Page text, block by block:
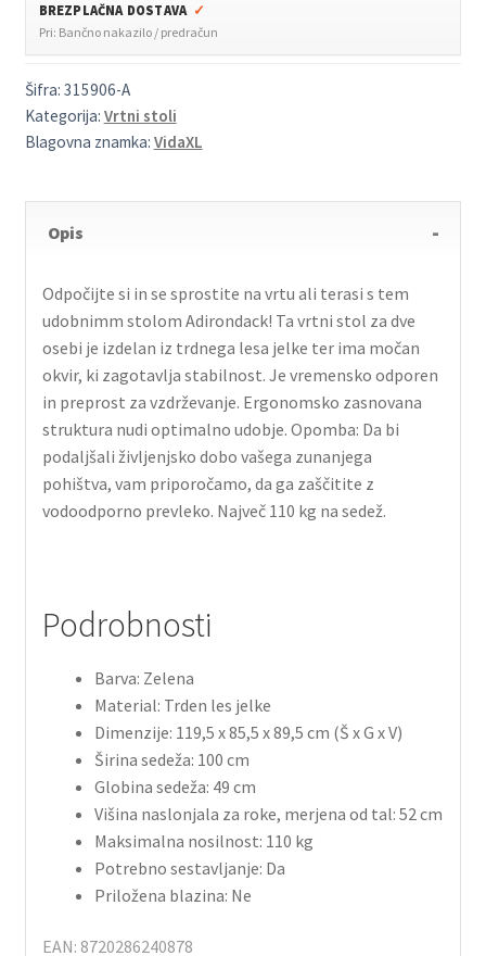
BREZPLAČNA DOSTAVA ✓
Pri: Bančno nakazilo / predračun
Šifra: 315906-A
Kategorija: Vrtni stoli
Blagovna znamka: VidaXL
Opis
Odpočijte si in se sprostite na vrtu ali terasi s tem
udobnimm stolom Adirondack! Ta vrtni stol za dve
osebi je izdelan iz trdnega lesa jelke ter ima močan
okvir, ki zagotavlja stabilnost. Je vremensko odporen
in preprost za vzdrževanje. Ergonomsko zasnovana
struktura nudi optimalno udobje. Opomba: Da bi
podaljšali življenjsko dobo vašega zunanjega
pohištva, vam priporočamo, da ga zaščitite z
vodoodporno prevleko. Največ 110 kg na sedež.
Podrobnosti
Barva: Zelena
Material: Trden les jelke
Dimenzije: 119,5 x 85,5 x 89,5 cm (Š x G x V)
Širina sedeža: 100 cm
Globina sedeža: 49 cm
Višina naslonjala za roke, merjena od tal: 52 cm
Maksimalna nosilnost: 110 kg
Potrebno sestavljanje: Da
Priložena blazina: Ne
EAN: 8720286240878